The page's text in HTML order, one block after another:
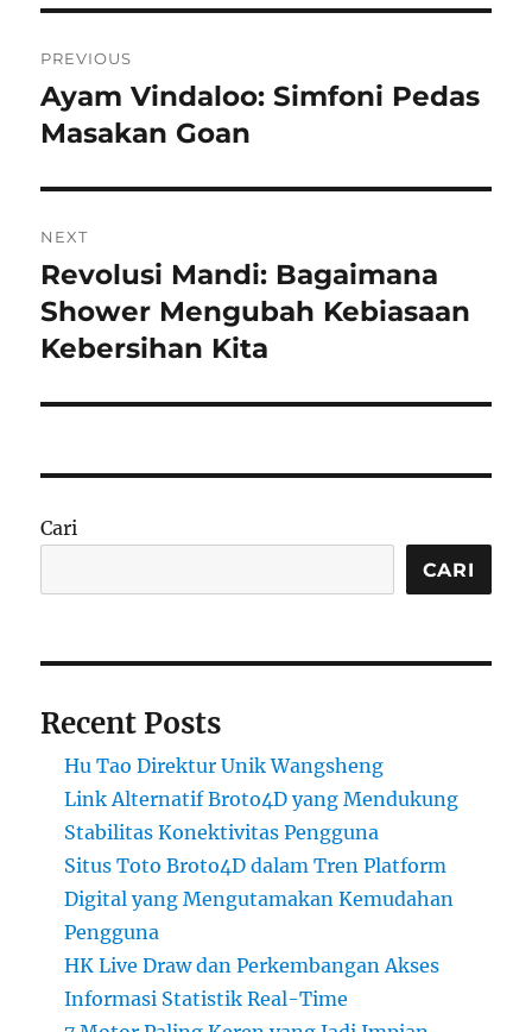
pos
PREVIOUS
Previous
post:
Ayam Vindaloo: Simfoni Pedas
Masakan Goan
NEXT
Next
post:
Revolusi Mandi: Bagaimana
Shower Mengubah Kebiasaan
Kebersihan Kita
Cari
CARI
Recent Posts
Hu Tao Direktur Unik Wangsheng
Link Alternatif Broto4D yang Mendukung
Stabilitas Konektivitas Pengguna
Situs Toto Broto4D dalam Tren Platform
Digital yang Mengutamakan Kemudahan
Pengguna
HK Live Draw dan Perkembangan Akses
Informasi Statistik Real-Time